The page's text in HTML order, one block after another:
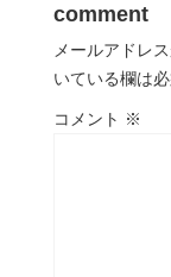
comment
メールアドレ
いている欄は
コメント ※